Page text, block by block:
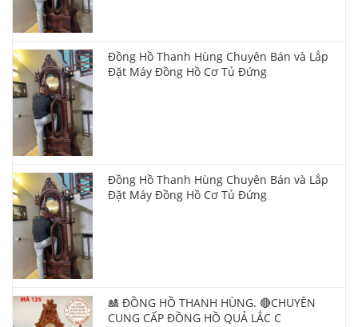
Đồng Hồ Thanh Hùng Chuyên Bán và Lắp
Đặt Máy Đồng Hồ Cơ Tủ Đứng
Đồng Hồ Thanh Hùng Chuyên Bán và Lắp
Đặt Máy Đồng Hồ Cơ Tủ Đứng
🎎 ĐỒNG HỒ THANH HÙNG. 🔴CHUYÊN
CUNG CẤP ĐỒNG HỒ QUẢ LẮC C